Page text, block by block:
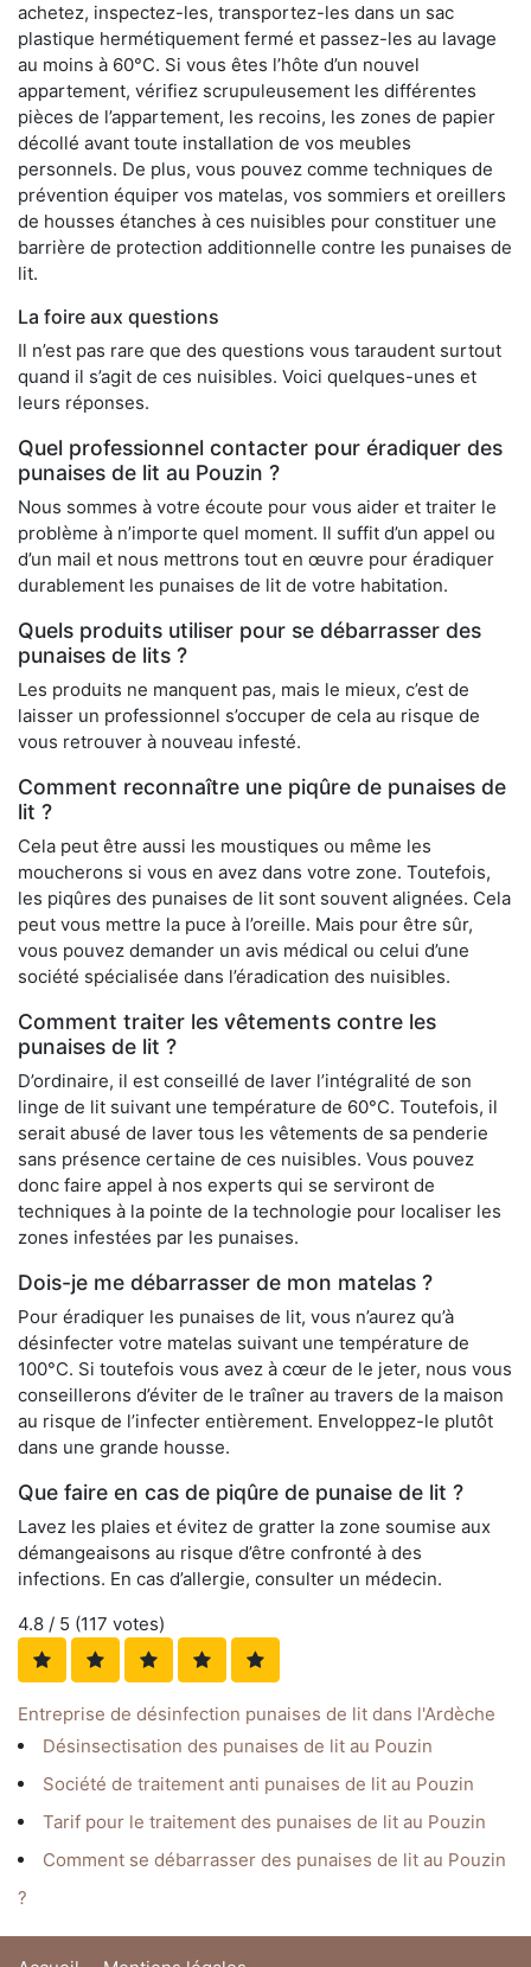
achetez, inspectez-les, transportez-les dans un sac
plastique hermétiquement fermé et passez-les au lavage
au moins à 60°C. Si vous êtes l’hôte d’un nouvel
appartement, vérifiez scrupuleusement les différentes
pièces de l’appartement, les recoins, les zones de papier
décollé avant toute installation de vos meubles
personnels. De plus, vous pouvez comme techniques de
prévention équiper vos matelas, vos sommiers et oreillers
de housses étanches à ces nuisibles pour constituer une
barrière de protection additionnelle contre les punaises de
lit.
La foire aux questions
Il n’est pas rare que des questions vous taraudent surtout
quand il s’agit de ces nuisibles. Voici quelques-unes et
leurs réponses.
Quel professionnel contacter pour éradiquer des
punaises de lit au Pouzin ?
Nous sommes à votre écoute pour vous aider et traiter le
problème à n’importe quel moment. Il suffit d’un appel ou
d’un mail et nous mettrons tout en œuvre pour éradiquer
durablement les punaises de lit de votre habitation.
Quels produits utiliser pour se débarrasser des
punaises de lits ?
Les produits ne manquent pas, mais le mieux, c’est de
laisser un professionnel s’occuper de cela au risque de
vous retrouver à nouveau infesté.
Comment reconnaître une piqûre de punaises de
lit ?
Cela peut être aussi les moustiques ou même les
moucherons si vous en avez dans votre zone. Toutefois,
les piqûres des punaises de lit sont souvent alignées. Cela
peut vous mettre la puce à l’oreille. Mais pour être sûr,
vous pouvez demander un avis médical ou celui d’une
société spécialisée dans l’éradication des nuisibles.
Comment traiter les vêtements contre les
punaises de lit ?
D’ordinaire, il est conseillé de laver l’intégralité de son
linge de lit suivant une température de 60°C. Toutefois, il
serait abusé de laver tous les vêtements de sa penderie
sans présence certaine de ces nuisibles. Vous pouvez
donc faire appel à nos experts qui se serviront de
techniques à la pointe de la technologie pour localiser les
zones infestées par les punaises.
Dois-je me débarrasser de mon matelas ?
Pour éradiquer les punaises de lit, vous n’aurez qu’à
désinfecter votre matelas suivant une température de
100°C. Si toutefois vous avez à cœur de le jeter, nous vous
conseillerons d’éviter de le traîner au travers de la maison
au risque de l’infecter entièrement. Enveloppez-le plutôt
dans une grande housse.
Que faire en cas de piqûre de punaise de lit ?
Lavez les plaies et évitez de gratter la zone soumise aux
démangeaisons au risque d’être confronté à des
infections. En cas d’allergie, consulter un médecin.
4.8 / 5 (117 votes)
Entreprise de désinfection punaises de lit dans l'Ardèche
Désinsectisation des punaises de lit au Pouzin
Société de traitement anti punaises de lit au Pouzin
Tarif pour le traitement des punaises de lit au Pouzin
Comment se débarrasser des punaises de lit au Pouzin
?